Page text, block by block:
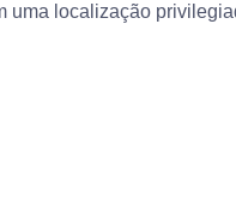
localização